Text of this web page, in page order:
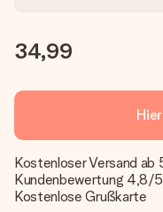
34,99
Kostenloser Versand ab
Kundenbewertung 4,8/5
Kostenlose Grußkarte